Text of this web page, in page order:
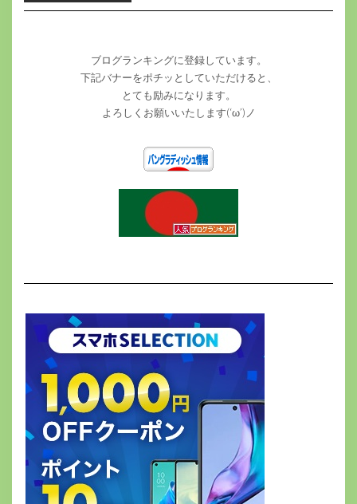
ブログランキングに登録しています。
下記バナーをポチッとしていただけると、
とても励みになります。
よろしくお願いいたします(‘ω’)ノ